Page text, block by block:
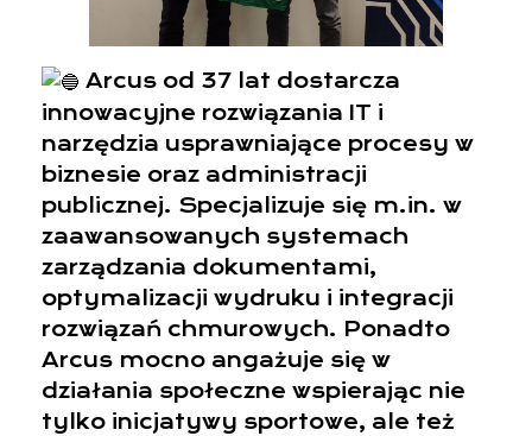
Arcus od 37 lat dostarcza
innowacyjne rozwiązania IT i
narzędzia usprawniające procesy w
biznesie oraz administracji
publicznej. Specjalizuje się m.in. w
zaawansowanych systemach
zarządzania dokumentami,
optymalizacji wydruku i integracji
rozwiązań chmurowych. Ponadto
Arcus mocno angażuje się w
działania społeczne wspierając nie
tylko inicjatywy sportowe, ale też